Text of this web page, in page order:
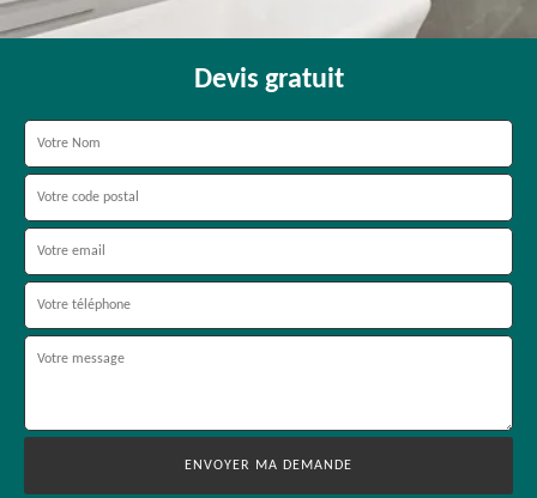
Devis gratuit